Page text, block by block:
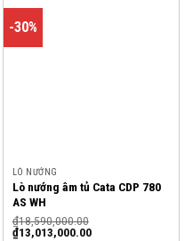
-30%
LÒ NƯỚNG
Lò nướng âm tủ Cata CDP 780
AS WH
₫18,590,000.00
₫13,013,000.00